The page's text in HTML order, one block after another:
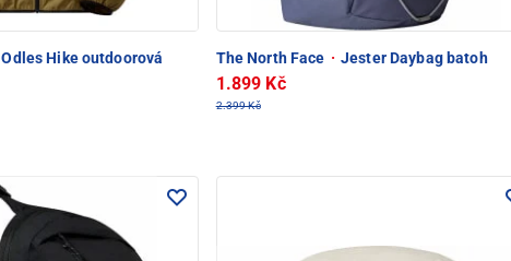
Odles Hike outdoorová
The North Face · Jester Daybag batoh
1.899 Kč
2.399 Kč